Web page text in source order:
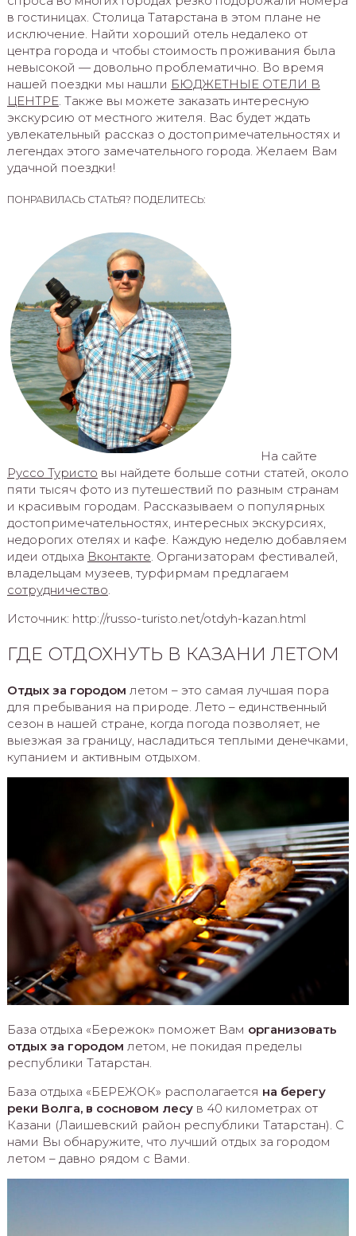
в гостиницах. Столица Татарстана в этом плане не
исключение. Найти хороший отель недалеко от
центра города и чтобы стоимость проживания была
невысокой — довольно проблематично. Во время
нашей поездки мы нашли БЮДЖЕТНЫЕ ОТЕЛИ В
ЦЕНТРЕ. Также вы можете заказать интересную
экскурсию от местного жителя. Вас будет ждать
увлекательный рассказ о достопримечательностях и
легендах этого замечательного города. Желаем Вам
удачной поездки!
ПОНРАВИЛАСЬ СТАТЬЯ? ПОДЕЛИТЕСЬ:
На сайте
Руссо Туристо вы найдете больше сотни статей, около
пяти тысяч фото из путешествий по разным странам
и красивым городам. Рассказываем о популярных
достопримечательностях, интересных экскурсиях,
недорогих отелях и кафе. Каждую неделю добавляем
идеи отдыха Вконтакте . Организаторам фестивалей,
владельцам музеев, турфирмам предлагаем
сотрудничество
Источник: http://russo-turisto.net/otdyh-kazan.html
ГДЕ ОТДОХНУТЬ В КАЗАНИ ЛЕТОМ
Отдых за городом летом – это самая лучшая пора
для пребывания на природе. Лето – единственный
сезон в нашей стране, когда погода позволяет, не
выезжая за границу, насладиться теплыми денечками,
купанием и активным отдыхом.
База отдыха «Бережок» поможет Вам организовать
отдых за городом летом, не покидая пределы
республики Татарстан.
База отдыха «БЕРЕЖОК» располагается на берегу
реки Волга, в сосновом лесув 40 километрах от
Казани (Лаишевский район республики Татарстан). С
нами Вы обнаружите, что лучший отдых за городом
летом – давно рядом с Вами.